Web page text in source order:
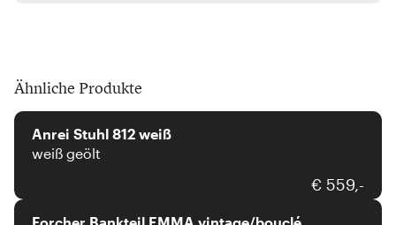
Ähnliche Produkte
Anrei Stuhl 812 weiß
weiß geölt
€ 559,-
Forcher